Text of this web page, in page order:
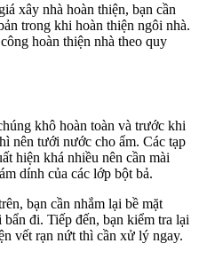
xây nhà hoàn thiện, bạn cần
trong khi hoàn thiện ngôi nhà.
hoàn thiện nhà theo quy
khô hoàn toàn và trước khi
nên tưới nước cho ẩm. Các tạp
hiện khá nhiều nên cần mài
dính của các lớp bột bả.
bạn cần nhắm lại bề mặt
đi. Tiếp đến, bạn kiểm tra lại
vết rạn nứt thì cần xử lý ngay.